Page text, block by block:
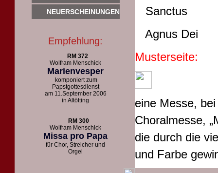
NEUERSCHEINUNGEN
Empfehlung:
RM 372
Wolfram Menschick
Marienvesper
komponiert zum
Papstgottesdienst
am 11.September 2006
in Altötting
RM 300
Wolfram Menschick
Missa pro Papa
für Chor, Streicher und
Orgel
Sanctus
Agnus Dei
Musterseite:
eine Messe,
Choralmesse,
die durch die
und Farbe